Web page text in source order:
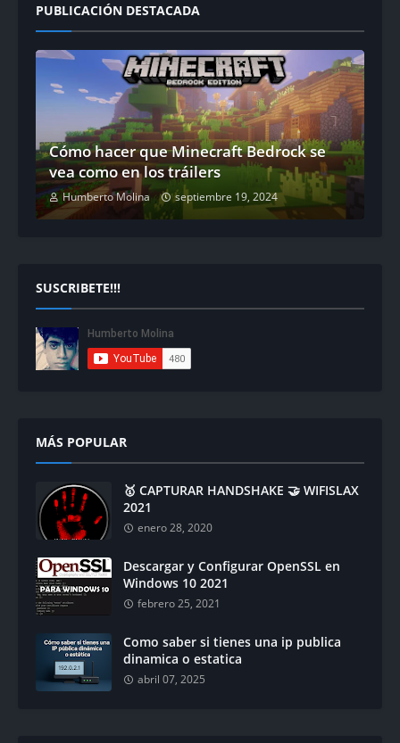
PUBLICACIÓN DESTACADA
Cómo hacer que Minecraft Bedrock se
vea como en los tráilers
Humberto Molina septiembre 19, 2024
SUSCRIBETE!!!
MÁS POPULAR
🥇 CAPTURAR HANDSHAKE 🤝 WIFISLAX
2021
enero 28, 2020
Descargar y Configurar OpenSSL en
Windows 10 2021
febrero 25, 2021
Como saber si tienes una ip publica
dinamica o estatica
abril 07, 2025